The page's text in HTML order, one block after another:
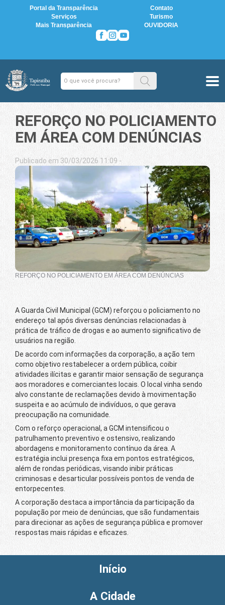
Portal da Transparência
Contato
Serviços
Turismo
Mais Transparência
OUVIDORIA
REFORÇO NO POLICIAMENTO
EM ÁREA COM DENÚNCIAS
Publicado em 30/03/2026 11:09 -
REFORÇO NO POLICIAMENTO EM ÁREA COM DENÚNCIAS
A Guarda Civil Municipal (GCM) reforçou o policiamento no
endereço tal após diversas denúncias relacionadas à
prática de tráfico de drogas e ao aumento significativo de
usuários na região.
De acordo com informações da corporação, a ação tem
como objetivo restabelecer a ordem pública, coibir
atividades ilícitas e garantir maior sensação de segurança
aos moradores e comerciantes locais. O local vinha sendo
alvo constante de reclamações devido à movimentação
suspeita e ao acúmulo de indivíduos, o que gerava
preocupação na comunidade.
Com o reforço operacional, a GCM intensificou o
patrulhamento preventivo e ostensivo, realizando
abordagens e monitoramento contínuo da área. A
estratégia inclui presença fixa em pontos estratégicos,
além de rondas periódicas, visando inibir práticas
criminosas e desarticular possíveis pontos de venda de
entorpecentes.
A corporação destaca a importância da participação da
população por meio de denúncias, que são fundamentais
para direcionar as ações de segurança pública e promover
respostas mais rápidas e eficazes.
Início
A Cidade